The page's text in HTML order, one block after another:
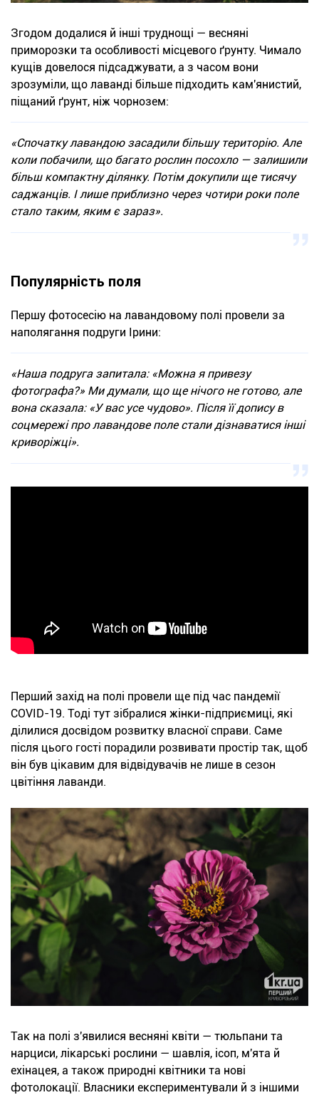
Згодом додалися й інші труднощі — весняні
приморозки та особливості місцевого ґрунту. Чимало
кущів довелося підсаджувати, а з часом вони
зрозуміли, що лаванді більше підходить кам'янистий,
піщаний ґрунт, ніж чорнозем:
«Спочатку лавандою засадили більшу територію. Але
коли побачили, що багато рослин посохло — залишили
більш компактну ділянку. Потім докупили ще тисячу
саджанців. І лише приблизно через чотири роки поле
стало таким, яким є зараз».
Популярність поля
Першу фотосесію на лавандовому полі провели за
наполягання подруги Ірини:
«Наша подруга запитала: «Можна я привезу
фотографа?» Ми думали, що ще нічого не готово, але
вона сказала: «У вас усе чудово». Після її допису в
соцмережі про лавандове поле стали дізнаватися інші
криворіжці».
Перший захід на полі провели ще під час пандемії
COVID-19. Тоді тут зібралися жінки-підприємиці, які
ділилися досвідом розвитку власної справи. Саме
після цього гості порадили розвивати простір так, щоб
він був цікавим для відвідувачів не лише в сезон
цвітіння лаванди.
Так на полі з'явилися весняні квіти — тюльпани та
нарциси, лікарські рослини — шавлія, ісоп, м'ята й
ехінацея, а також природні квітники та нові
фотолокації. Власники експериментували й з іншими